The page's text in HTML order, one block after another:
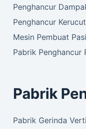
Penghancur
Penghancur
Mesin Pembuat
Pabrik Penghancur
Pabrik
Pabrik Gerinda